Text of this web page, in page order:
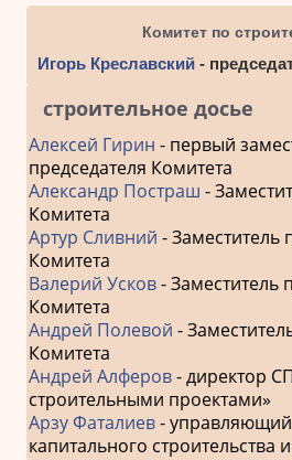
Комитет по
Игорь Креславский -
строительное досье
Алексей Гирин - первый
председателя Комитета
Александр Постраш -
Комитета
Артур Сливний - Заместитель
Комитета
Валерий Усков- Заместитель
Комитета
Андрей Полевой -
Комитета
Андрей Алферов- директор
строительными проектами»
Арзу Фаталиев-
капитального строительства